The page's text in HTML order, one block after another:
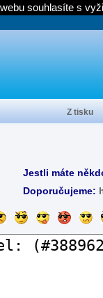
Jestli máte
Doporučujeme:
Z tisku
souhlasíte s